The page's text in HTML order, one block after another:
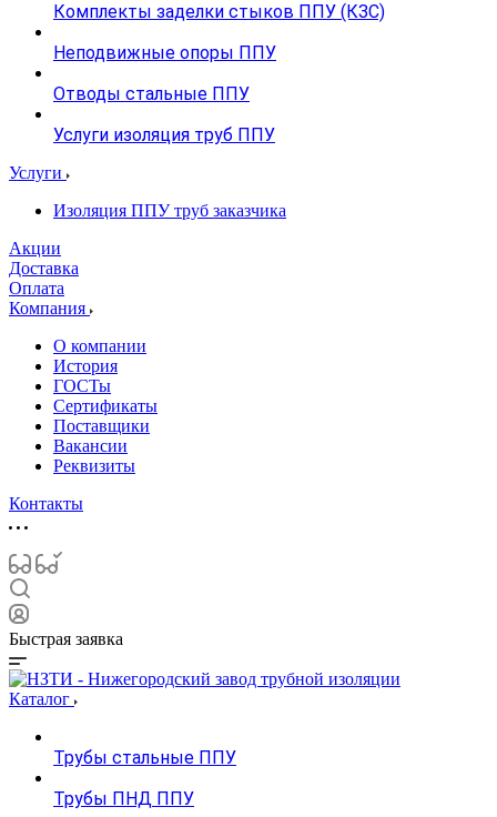
Комплекты заделки стыков ППУ (КЗС)
Неподвижные опоры ППУ
Отводы стальные ППУ
Услуги изоляция труб ППУ
Услуги
Изоляция ППУ труб заказчика
Акции
Доставка
Оплата
Компания
О компании
История
ГОСТы
Сертификаты
Поставщики
Вакансии
Реквизиты
Контакты
Быстрая заявка
Каталог
Трубы стальные ППУ
Трубы ПНД ППУ